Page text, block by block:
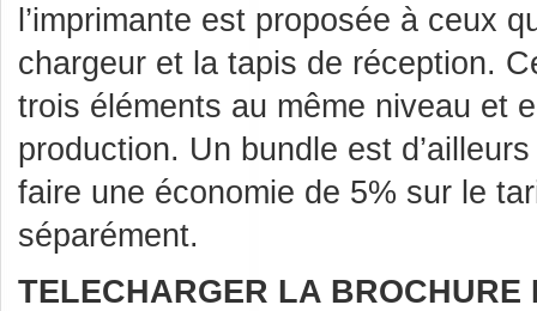
l’imprimante est proposée à ceux
chargeur et la tapis de réception.
trois éléments au même niveau et
production. Un bundle est
faire une économie de 5% sur le
séparément.
TELECHARGER LA BROCHURE